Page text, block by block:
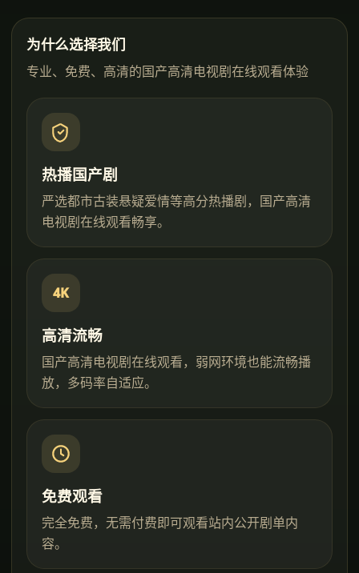
为什么选择我们
专业、免费、高清的国产高清电视剧在线观看体验
热播国产剧
严选都市古装悬疑爱情等高分热播剧，国产高清
电视剧在线观看畅享。
4K
高清流畅
国产高清电视剧在线观看，弱网环境也能流畅播
放，多码率自适应。
免费观看
完全免费，无需付费即可观看站内公开剧单内
容。